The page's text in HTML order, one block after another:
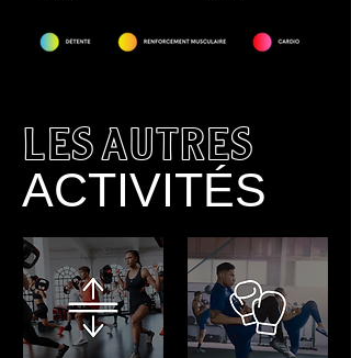
LES AUTRES
ACTIVITÉS